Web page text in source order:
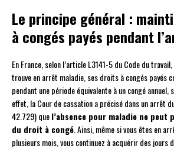
Le principe général :
à congés payés pendant
En France, selon l’article L3141-5 du Code du
trouve en arrêt maladie, ses droits à congés payés
pendant une période équivalente à un congé annuel,
effet, la Cour de cassation a précisé dans un arrêt
42.729) quel’absence pour maladie ne
du droit à congé . Ainsi, même si vous êtes en
plusieurs mois, vous continuez à acquérir des jours